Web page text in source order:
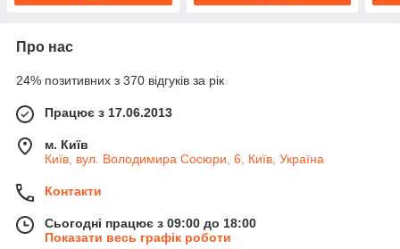
Про нас
24% позитивних з 370 відгуків за рік
Працює з 17.06.2013
м. Київ
Київ, вул. Володимира Сосюри, 6, Київ, Україна
Контакти
Сьогодні працює з 09:00 до 18:00
Показати весь графік роботи